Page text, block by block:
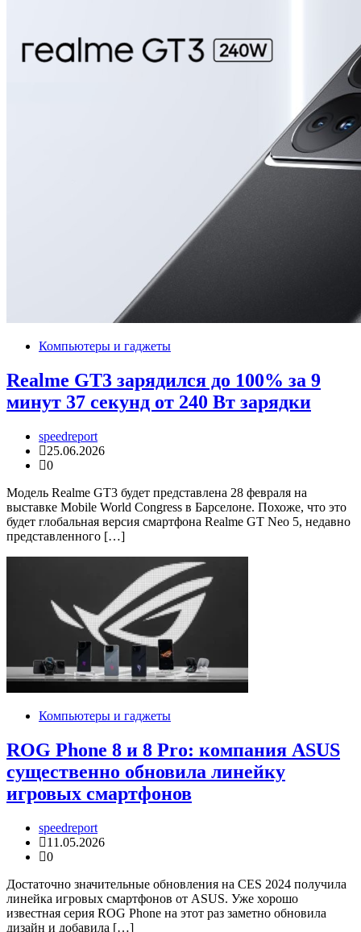
Компьютеры и гаджеты
Realme GT3 зарядился до 100% за 9
минут 37 секунд от 240 Вт зарядки
speedreport
25.06.2026
0
Модель Realme GT3 будет представлена ​​28 февраля на
выставке Mobile World Congress в Барселоне. Похоже, что это
будет глобальная версия смартфона Realme GT Neo 5, недавно
представленного […]
Компьютеры и гаджеты
ROG Phone 8 и 8 Pro: компания ASUS
существенно обновила линейку
игровых смартфонов
speedreport
11.05.2026
0
Достаточно значительные обновления на CES 2024 получила
линейка игровых смартфонов от ASUS. Уже хорошо
известная серия ROG Phone на этот раз заметно обновила
дизайн и добавила […]